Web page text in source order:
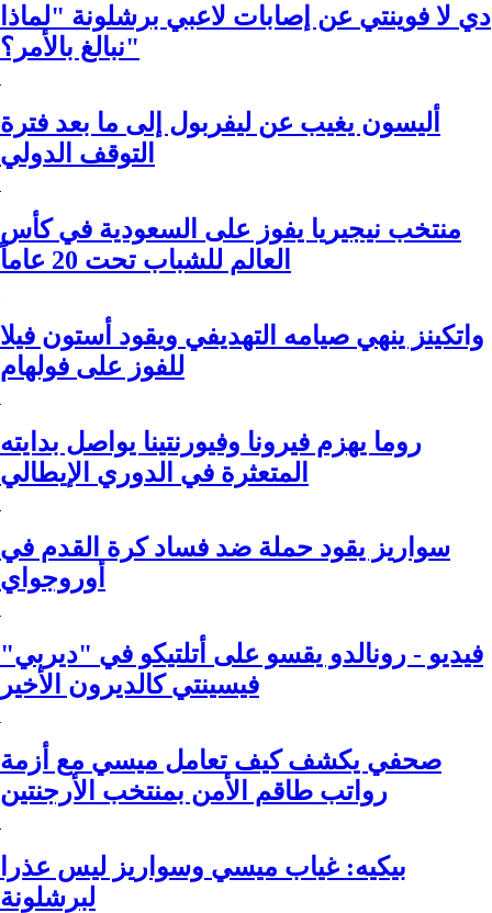
دي لا فوينتي عن إصابات لاعبي برشلونة "لماذا
نبالغ بالأمر؟"
أليسون يغيب عن ليفربول إلى ما بعد فترة
التوقف الدولي
منتخب نيجيريا يفوز على السعودية في كأس
العالم للشباب تحت 20 عاماً
واتكينز ينهي صيامه التهديفي ويقود أستون فيلا
للفوز على فولهام
روما يهزم فيرونا وفيورنتينا يواصل بدايته
المتعثرة في الدوري الإيطالي
سواريز يقود حملة ضد فساد كرة القدم في
أوروجواي
فيديو - رونالدو يقسو على أتلتيكو في "ديربي"
فيسينتي كالديرون الأخير
صحفي يكشف كيف تعامل ميسي مع أزمة
رواتب طاقم الأمن بمنتخب الأرجنتين
بيكيه: غياب ميسي وسواريز ليس عذرا
لبرشلونة